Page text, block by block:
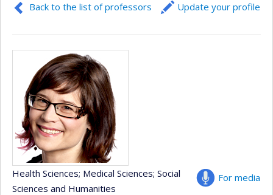
Back to the list of professors Update your profile
For media
Health Sciences; Medical Sciences; Social
Sciences and Humanities